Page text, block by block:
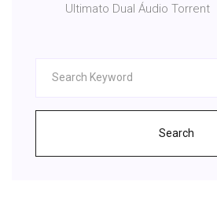
Ultimato Dual Áudio Torrent
Search